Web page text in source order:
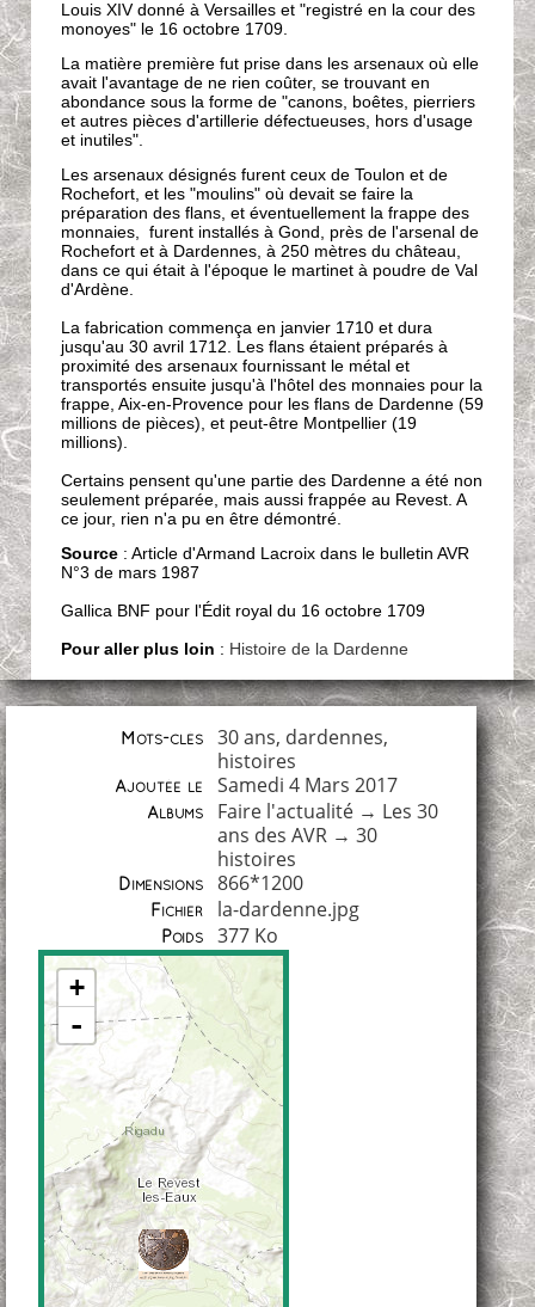
Louis XIV donné à Versailles et "registré en la cour des
monoyes" le 16 octobre 1709.
La matière première fut prise dans les arsenaux où elle
avait l'avantage de ne rien coûter, se trouvant en
abondance sous la forme de "canons, boêtes, pierriers
et autres pièces d'artillerie défectueuses, hors d'usage
et inutiles".
Les arsenaux désignés furent ceux de Toulon et de
Rochefort, et les "moulins" où devait se faire la
préparation des flans, et éventuellement la frappe des
monnaies, furent installés à Gond, près de l'arsenal de
Rochefort et à Dardennes, à 250 mètres du château,
dans ce qui était à l'époque le martinet à poudre de Val
d'Ardène.
La fabrication commença en janvier 1710 et dura
jusqu'au 30 avril 1712. Les flans étaient préparés à
proximité des arsenaux fournissant le métal et
transportés ensuite jusqu'à l'hôtel des monnaies pour la
frappe, Aix-en-Provence pour les flans de Dardenne (59
millions de pièces), et peut-être Montpellier (19
millions).
Certains pensent qu'une partie des Dardenne a été non
seulement préparée, mais aussi frappée au Revest. A
ce jour, rien n'a pu en être démontré.
Source: Article d'Armand Lacroix dans le bulletin AVR
N°3 de mars 1987
Gallica BNF pour l'Édit royal du 16 octobre 1709
Pour aller plus loin : Histoire de la Dardenne
Mots-clés 30 ans, dardennes,
histoires
Ajoutée le Samedi 4 Mars 2017
Albums Faire l'actualité→ Les 30
ans des AVR→ 30
histoires
Dimensions 866*1200
Fichier la-dardenne.jpg
Poids 377 Ko
+
-